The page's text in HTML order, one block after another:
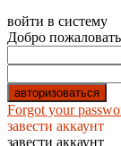
войти в систему
Добро
Forgot your
завести аккаунт
завести аккаунт